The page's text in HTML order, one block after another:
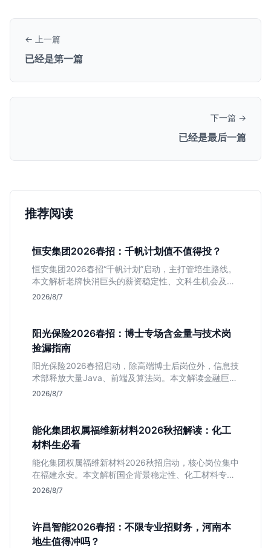
← 上一篇
已经是第一篇
下一篇 →
已经是最后一篇
推荐阅读
恒安集团2026春招：千帆计划值不值得投？
恒安集团2026春招“千帆计划”启动，主打管培生路线。
本文解析老牌快消巨头的薪资稳定性、文科生机会及决
策链条长的局限，帮你判断是否值得投递。
2026/8/7
阳光保险2026春招：博士专场含金量与技术岗
捡漏指南
阳光保险2026春招启动，除高端博士后岗位外，信息技
术部释放大量Java、前端及算法岗。本文解读金融巨头
校招门槛，分析技术岗需求与投递价值，助你快速判断
2026/8/7
能化集团权属福维新材料2026秋招解读：化工
材料生必看
能化集团权属福维新材料2026秋招启动，核心岗位集中
在福建永安。本文解析国企背景稳定性、化工材料专业
匹配度及工作地点限制，助理工科生判断是否值得投
2026/8/7
许昌智能2026春招：不限专业招财务，河南本
地生值得冲吗？